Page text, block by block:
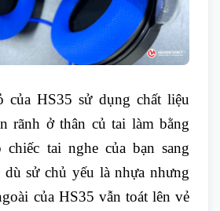
của HS35 sử dụng chất liệu
rãnh ở thân củ tai làm bằng
tai nghe của bạn sang
sử chủ yếu là nhựa nhưng
của HS35 vẫn toát lên vẻ